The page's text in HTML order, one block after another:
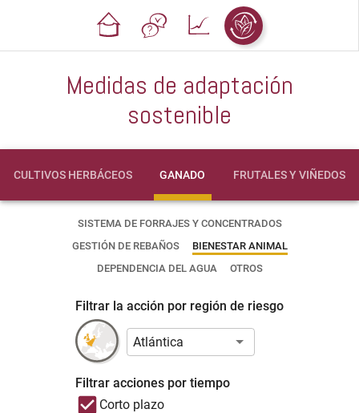
Medidas de adaptación
sostenible
CULTIVOS HERBÁCEOS GANADO FRUTALES Y VIÑEDOS
SISTEMA DE FORRAJES Y CONCENTRADOS
GESTIÓN DE REBAÑOS
BIENESTAR ANIMAL
DEPENDENCIA DEL AGUA
OTROS
Filtrar la acción por región de riesgo
Atlántica
Filtrar acciones por tiempo
Corto plazo